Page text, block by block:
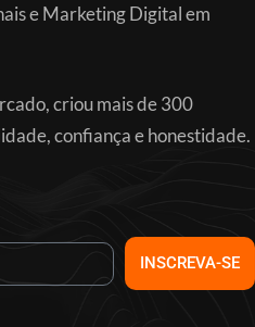
e Marketing Digital em
criou mais de 300
confiança e honestidade.
INSCREVA-SE